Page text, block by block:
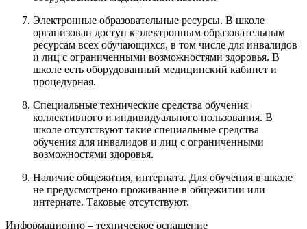
Электронные образовательные ресурсы. В школе
организован доступ к электронным образовательным
ресурсам всех обучающихся, в том числе для инвалидов
и лиц с ограниченными возможностями здоровья. В
школе есть оборудованный медицинский кабинет и
процедурная.
Специальные технические средства обучения
коллективного и индивидуального пользования. В
школе отсутствуют такие специальные средства
обучения для инвалидов и лиц с ограниченными
возможностями здоровья.
Наличие общежития, интерната. Для обучения в школе
не предусмотрено проживание в общежитии или
интернате. Таковые отсутствуют.
Информационно – техническое оснащение